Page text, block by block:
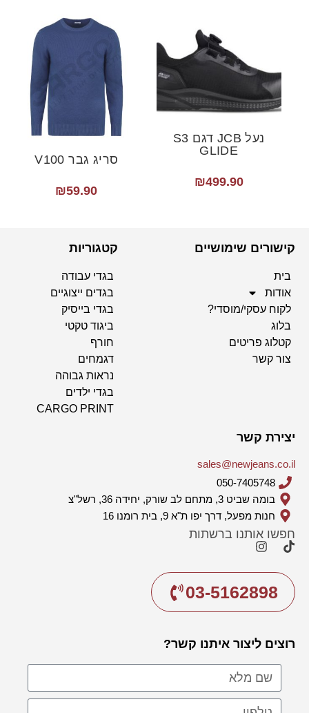
נעל JCB דגם S3
GLIDE
₪499.90
סריג גבר V100
₪59.90
קישורים שימושיים
בית
אודות
לקוח עסקי/מוסדי?
בלוג
קטלוג פריטים
צור קשר
קטגוריות
בגדי עבודה
בגדים ייצוגיים
בגדי בייסיק
ביגוד טקטי
חורף
דגמחים
נראות גבוהה
בגדי ילדים
CARGO PRINT
יצירת קשר
sales@newjeans.co.il
050-7405748
בומה שביט 3, מתחם לב שורק, יחידה 36, רשל"צ
חנות מפעל, דרך יפו ת"א 9, בית רומנו 16
חפשו אותנו ברשתות
03-5162898
רוצים ליצור איתנו קשר?